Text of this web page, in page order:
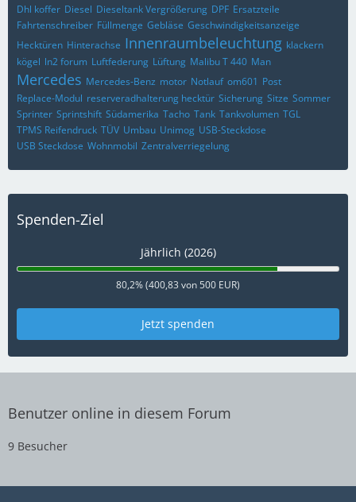
Dhl koffer Diesel Dieseltank Vergrößerung DPF Ersatzteile
Fahrtenschreiber Füllmenge Gebläse Geschwindigkeitsanzeige
Hecktüren Hinterachse Innenraumbeleuchtung klackern
kögel ln2 forum Luftfederung Lüftung Malibu T 440 Man
Mercedes Mercedes-Benz motor Notlauf om601 Post
Replace-Modul reserveradhalterung hecktür Sicherung Sitze Sommer
Sprinter Sprintshift Südamerika Tacho Tank Tankvolumen TGL
TPMS Reifendruck TÜV Umbau Unimog USB-Steckdose
USB Steckdose Wohnmobil Zentralverriegelung
Spenden-Ziel
Jährlich (2026)
80,2% (400,83 von 500 EUR)
Jetzt spenden
Benutzer online in diesem Forum
9 Besucher